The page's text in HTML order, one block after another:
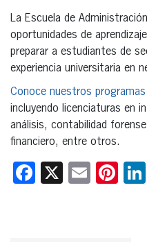
La Escuela de
oportunidades de
preparar a estudiantes de
experiencia universitaria en
Conoce nuestros
incluyendo licenciaturas en
análisis, contabilidad
financiero, entre otros.
Facebook
X Email